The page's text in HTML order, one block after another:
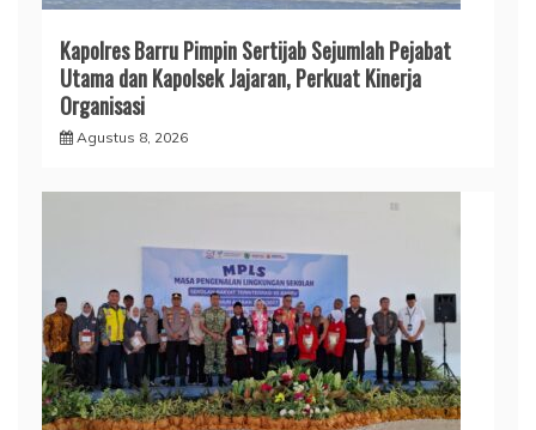
Kapolres Barru Pimpin Sertijab Sejumlah Pejabat
Utama dan Kapolsek Jajaran, Perkuat Kinerja
Organisasi
Agustus 8, 2026